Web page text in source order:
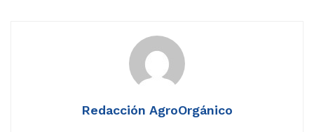
Redacción AgroOrgánico